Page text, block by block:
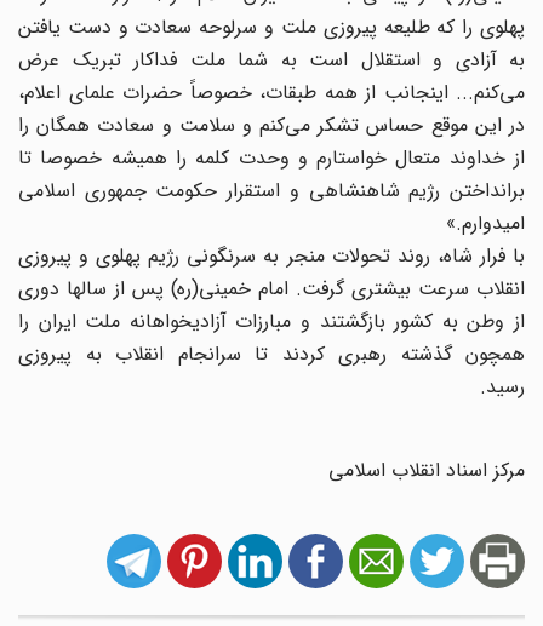
پهلوی را که طلیعه پیروزی ملت و سرلوحه سعادت و دست یافتن
به آزادی و استقلال است به شما ملت فداکار تبریک عرض
می‌کنم... اینجانب از همه طبقات، ‌خصوصاً حضرات علمای اعلام،
در این موقع حساس تشکر می‌کنم و سلامت و سعادت همگان را
از خداوند متعال خواستارم و وحدت کلمه را همیشه خصوصا تا
برانداختن رژیم شاهنشاهی و استقرار حکومت جمهوری اسلامی
امیدوارم.»
با فرار شاه، روند تحولات منجر به سرنگونی رژیم پهلوی و پیروزی
انقلاب سرعت بیشتری گرفت. امام خمینی(ره) پس از سالها دوری
از وطن به کشور بازگشتند و مبارزات آزادیخواهانه ملت ایران را
همچون گذشته رهبری کردند تا سرانجام انقلاب به پیروزی
رسید.
مرکز اسناد انقلاب اسلامی